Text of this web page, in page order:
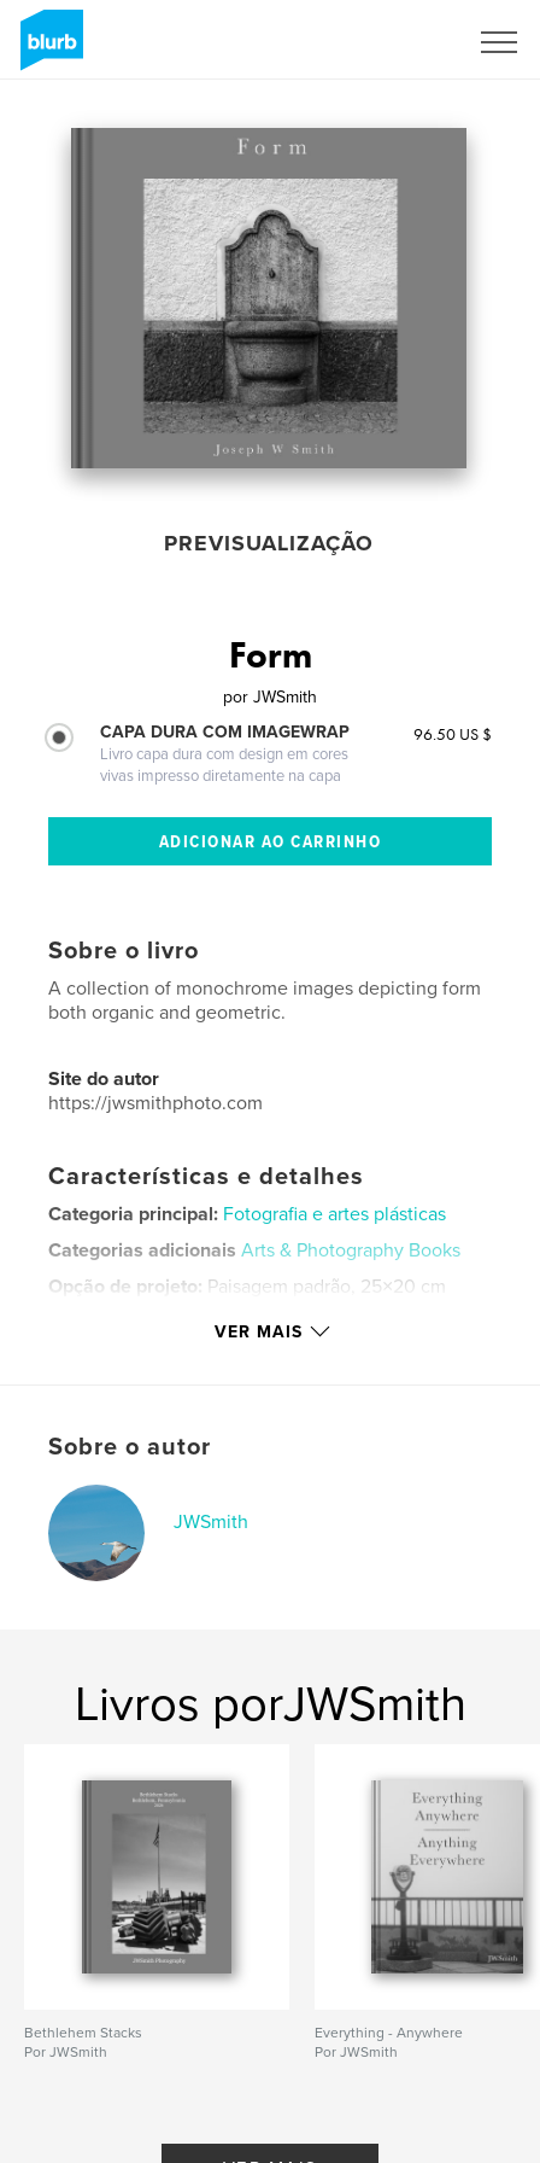
PREVISUALIZAÇÃO
Form
por JWSmith
CAPA DURA COM IMAGEWRAP
Livro capa dura com design em cores
vivas impresso diretamente na capa
96.50 US $
Sobre o livro
A collection of monochrome images depicting form
both organic and geometric.
Site do autor
https://jwsmithphoto.com
Características e detalhes
Categoria principal: Fotografia e artes plásticas
Categorias adicionais Arts & Photography Books
Opção de projeto: Paisagem padrão, 25×20 cm
fine art , black and white
photography
VER MAIS
Sobre o autor
JWSmith
Livros porJWSmith
Bethlehem Stacks
Por JWSmith
Everything - Anywhere
Por JWSmith